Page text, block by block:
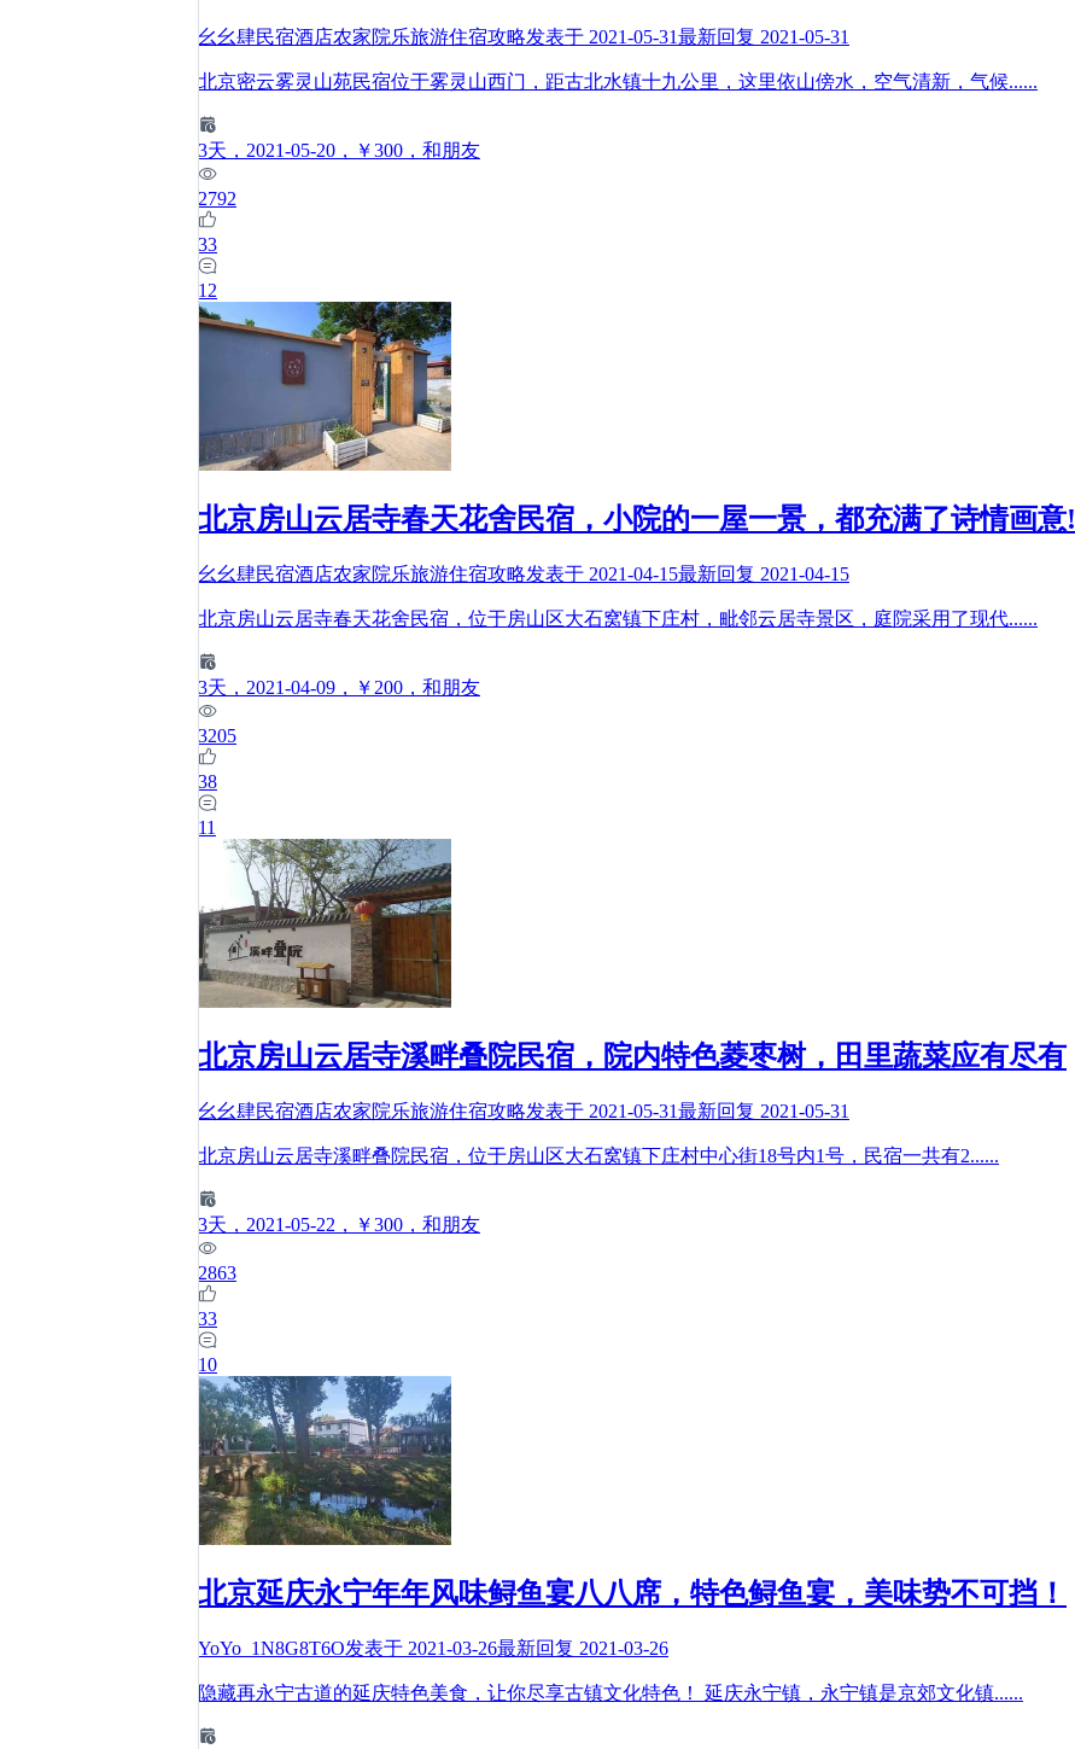
幺幺肆民宿酒店农家院乐旅游住宿攻略发表于 2021-05-31最新回复 2021-05-31
北京密云雾灵山苑民宿位于雾灵山西门，距古北水镇十九公里，这里依山傍水，空气清新，气候......
3天 ，2021-05-20 ，￥300 ，和朋友
2792
33
12
北京房山云居寺春天花舍民宿，小院的一屋一景，都充满了诗情画意!
幺幺肆民宿酒店农家院乐旅游住宿攻略发表于 2021-04-15最新回复 2021-04-15
北京房山云居寺春天花舍民宿，位于房山区大石窝镇下庄村，毗邻云居寺景区，庭院采用了现代......
3天 ，2021-04-09 ，￥200 ，和朋友
3205
38
11
北京房山云居寺溪畔叠院民宿，院内特色菱枣树，田里蔬菜应有尽有
幺幺肆民宿酒店农家院乐旅游住宿攻略发表于 2021-05-31最新回复 2021-05-31
北京房山云居寺溪畔叠院民宿，位于房山区大石窝镇下庄村中心街18号内1号，民宿一共有2......
3天 ，2021-05-22 ，￥300 ，和朋友
2863
33
10
北京延庆永宁年年风味鲟鱼宴八八席，特色鲟鱼宴，美味势不可挡！
YoYo_1N8G8T6O发表于 2021-03-26最新回复 2021-03-26
隐藏再永宁古道的延庆特色美食，让你尽享古镇文化特色！ 延庆永宁镇，永宁镇是京郊文化镇......